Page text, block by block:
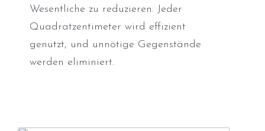
Wesentliche zu reduzieren. Jeder
Quadratzentimeter wird effizient
genutzt, und unnötige Gegenstände
werden eliminiert.